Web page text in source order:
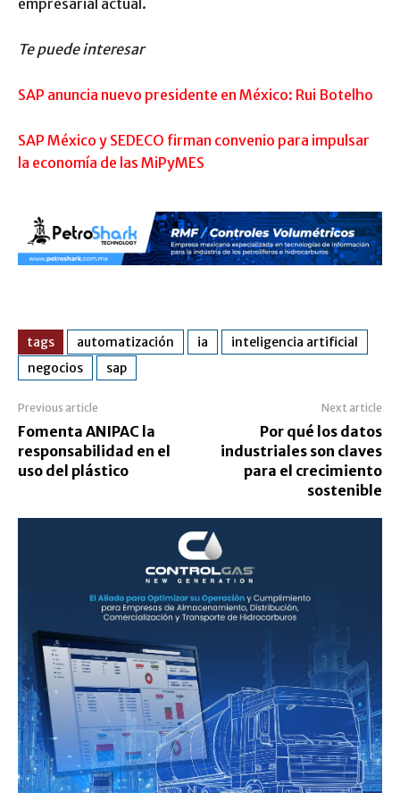
empresarial actual.
Te puede interesar
SAP anuncia nuevo presidente en México: Rui Botelho
SAP México y SEDECO firman convenio para impulsar
la economía de las MiPyMES
tags automatización ia
inteligencia artificial
negocios
sap
Previous article
Fomenta ANIPAC la
responsabilidad en el
uso del plástico
Next article
Por qué los datos
industriales son claves
para el crecimiento
sostenible